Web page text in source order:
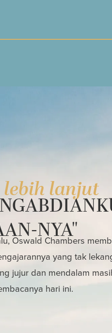
lanjut
NYA"
Oswald Chambers
yang tak
jujur dan mendalam
hari ini.